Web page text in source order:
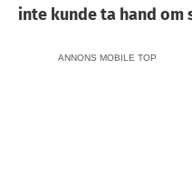
inte kunde ta hand om
ANNONS MOBILE TOP